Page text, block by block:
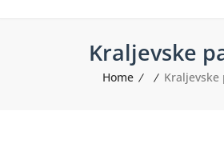
Kraljevske
Home Kraljevske